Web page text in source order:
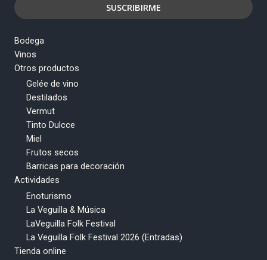
Bodega
Vinos
Otros productos
Gelée de vino
Destilados
Vermut
Tinto Dulcce
Miel
Frutos secos
Barricas para decoración
Actividades
Enoturismo
La Veguilla & Música
LaVeguilla Folk Festival
La Veguilla Folk Festival 2026 (Entradas)
Tienda online